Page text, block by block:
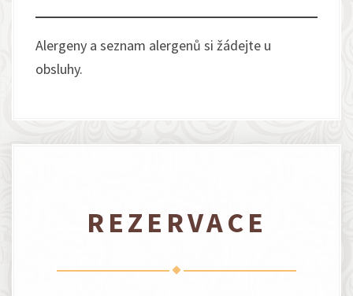
Alergeny a seznam alergenů si žádejte u
obsluhy.
REZERVACE